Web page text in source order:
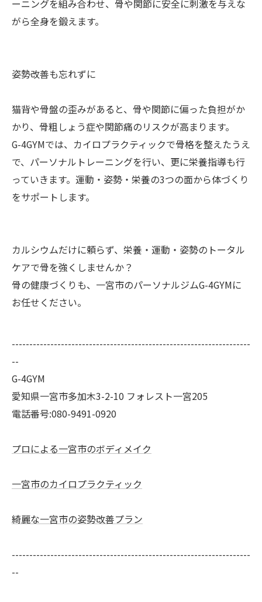
ーニングを組み合わせ、骨や関節に安全に刺激を与えな
がら全身を鍛えます。
姿勢改善も忘れずに
猫背や骨盤の歪みがあると、骨や関節に偏った負担がか
かり、骨粗しょう症や関節痛のリスクが高まります。
G-4GYMでは、カイロプラクティックで骨格を整えたうえ
で、パーソナルトレーニングを行い、更に栄養指導も行
っていきます。運動・姿勢・栄養の3つの面から体づくり
をサポートします。
カルシウムだけに頼らず、栄養・運動・姿勢のトータル
ケアで骨を強くしませんか？
骨の健康づくりも、一宮市のパーソナルジムG-4GYMに
お任せください。
--------------------------------------------------------------------
--
G-4GYM
愛知県一宮市多加木3-2-10 フォレスト一宮205
電話番号:080-9491-0920
プロによる一宮市のボディメイク
一宮市のカイロプラクティック
綺麗な一宮市の姿勢改善プラン
--------------------------------------------------------------------
--